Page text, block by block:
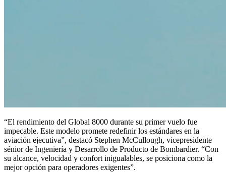
“El rendimiento del Global 8000 durante su primer vuelo fue
impecable. Este modelo promete redefinir los estándares en la
aviación ejecutiva”, destacó Stephen McCullough, vicepresidente
sénior de Ingeniería y Desarrollo de Producto de Bombardier. “Con
su alcance, velocidad y confort inigualables, se posiciona como la
mejor opción para operadores exigentes”.